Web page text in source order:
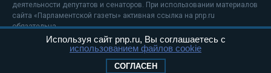
деятельности депутатов и сенаторов. При использовании материалов
сайта «Парламентской газеты» активная ссылка на pnp.ru
обязательна.
На информационном ресурсе применяютсярекомендательные
Положение о защите персональных данных
Используя сайт pnp.ru, Вы соглашаетесь с
использованием файлов cookie
СОГЛАСЕН